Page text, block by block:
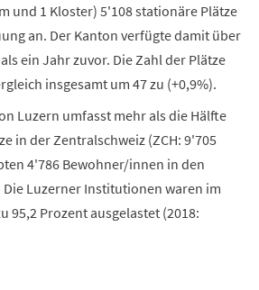
und 1 Kloster) 5'108 stationäre Plätze
an. Der Kanton verfügte damit über
ein Jahr zuvor. Die Zahl der Plätze
insgesamt um 47 zu (+0,9%).
Luzern umfasst mehr als die Hälfte
in der Zentralschweiz (ZCH: 9'705
4'786 Bewohner/innen in den
Die Luzerner Institutionen waren im
95,2 Prozent ausgelastet (2018: